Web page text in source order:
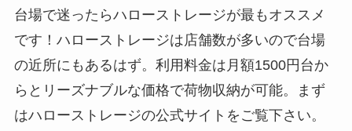
台場で迷ったらハローストレージが最もオススメ
です！ハローストレージは店舗数が多いので台場
の近所にもあるはず。利用料金は月額1500円台か
らとリーズナブルな価格で荷物収納が可能。まず
はハローストレージの公式サイトをご覧下さい。